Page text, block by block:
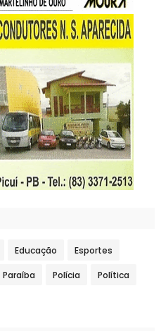
Educação Esportes
Paraíba Polícia Política